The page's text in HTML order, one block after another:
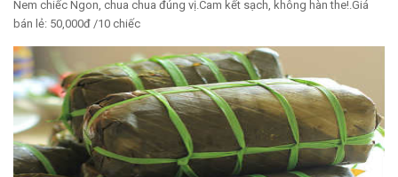
Nem chiếc Ngon, chua chua đúng vị.Cam kết sạch, không hàn the!.Giá
bán lẻ: 50,000đ /10 chiếc